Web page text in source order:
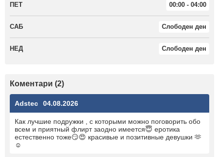
ПЕТ 00:00 - 04:00
САБ Слободен ден
НЕД Слободен ден
Коментари (2)
Adstec 04.08.2026
Как лучшие подружки , с которыми можно поговорить обо
всем и приятный флирт заодно имеется😇 еротика
естественно тоже😏😍 красивые и позитивные девушки 🫶
☺️